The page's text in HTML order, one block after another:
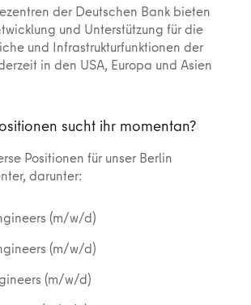
der Deutschen Bank bieten
und Unterstützung für die
und Infrastrukturfunktionen der
in den USA, Europa und Asien
sucht ihr momentan?
Positionen für unser Berlin
darunter:
(m/w/d)
(m/w/d)
(m/w/d)